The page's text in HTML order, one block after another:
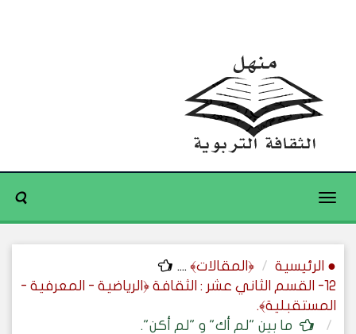
Toggle
● الرئيسية ﴿المقالات﴾ ....
12- القسم الثاني عشر : الثقافة ﴿الرياضية - المعرفية -
المستقبلية﴾.
ما بين "لم أك" و "لم أكن".